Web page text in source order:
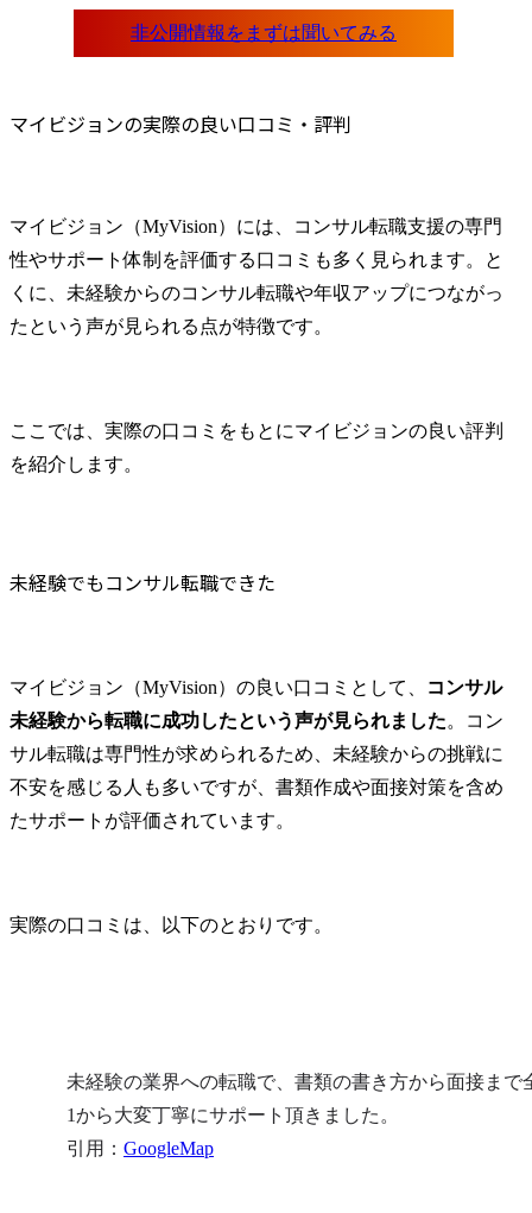
マイビジョンの実際の良い口コミ・評判
マイビジョン（MyVision）には、コンサル転職支援の専門
性やサポート体制を評価する口コミも多く見られます。と
くに、未経験からのコンサル転職や年収アップにつながっ
たという声が見られる点が特徴です。
ここでは、実際の口コミをもとにマイビジョンの良い評判
を紹介します。
未経験でもコンサル転職できた
マイビジョン（MyVision）の良い口コミとして、
コンサル
未経験から転職に成功したという声が見られました。コン
サル転職は専門性が求められるため、未経験からの挑戦に
不安を感じる人も多いですが、書類作成や面接対策を含め
たサポートが評価されています。
実際の口コミは、以下のとおりです。
未経験の業界への転職で、書類の書き方から面接まで
1から大変丁寧にサポート頂きました。
引用： GoogleMap